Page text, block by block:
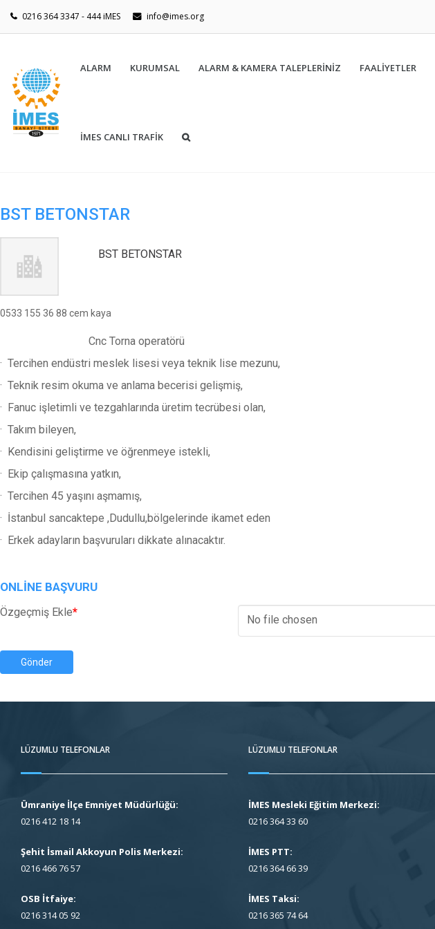
0216 364 3347 - 444 iMES info@imes.org
ALARM KURUMSAL ALARM & KAMERA TALEPLERİNİZ FAALIYETLER
İMES CANLI TRAFİK
BST BETONSTAR
BST BETONSTAR
0533 155 36 88 cem kaya
Cnc Torna operatörü
· Tercihen endüstri meslek lisesi veya teknik lise mezunu,
· Teknik resim okuma ve anlama becerisi gelişmiş,
· Fanuc işletimli ve tezgahlarında üretim tecrübesi olan,
· Takım bileyen,
· Kendisini geliştirme ve öğrenmeye istekli,
· Ekip çalışmasına yatkın,
· Tercihen 45 yaşını aşmamış,
· İstanbul sancaktepe ,Dudullu,bölgelerinde ikamet eden
· Erkek adayların başvuruları dikkate alınacaktır.
ONLINE BAŞVURU
Özgeçmiş Ekle*
No file chosen
Gönder
LÜZUMLU TELEFONLAR
Ümraniye İlçe Emniyet Müdürlüğü:
0216 412 18 14
Şehit İsmail Akkoyun Polis Merkezi:
0216 466 76 57
OSB İtfaiye:
0216 314 05 92
LÜZUMLU TELEFONLAR
İMES Mesleki Eğitim Merkezi:
0216 364 33 60
İMES PTT:
0216 364 66 39
İMES Taksi:
0216 365 74 64